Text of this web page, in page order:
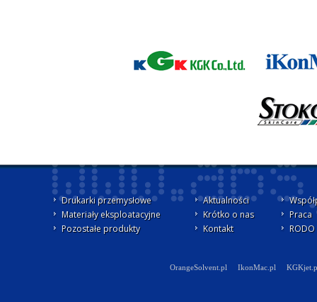
Drukarki przemysłowe
Materiały eksploatacyjne
Pozostałe produkty
Aktualności
Krótko o nas
Kontakt
Praca
OrangeSolvent.pl IkonMac.pl